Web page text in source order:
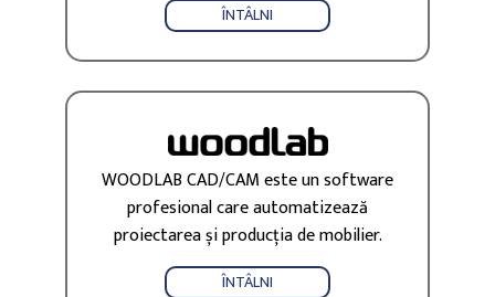
ÎNTÂLNI
WOODLAB CAD/CAM este un software
profesional care automatizează
proiectarea și producția de mobilier.
ÎNTÂLNI